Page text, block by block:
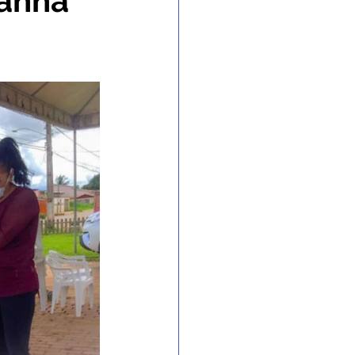
Gabinete
e Parcerias
Enchente
de contingência